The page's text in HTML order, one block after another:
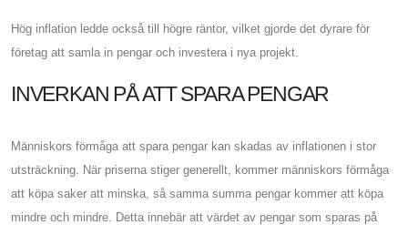
Hög inflation ledde också till högre räntor, vilket gjorde det dyrare för
företag att samla in pengar och investera i nya projekt.
INVERKAN PÅ ATT SPARA PENGAR
Människors förmåga att spara pengar kan skadas av inflationen i stor
utsträckning. När priserna stiger generellt, kommer människors förmåga
att köpa saker att minska, så samma summa pengar kommer att köpa
mindre och mindre. Detta innebär att värdet av pengar som sparas på